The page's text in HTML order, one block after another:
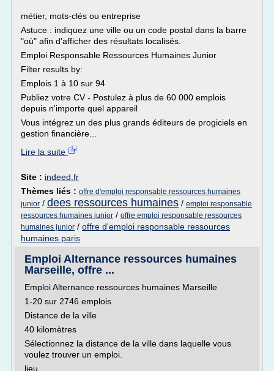
métier, mots-clés ou entreprise
Astuce : indiquez une ville ou un code postal dans la barre
"où" afin d'afficher des résultats localisés.
Emploi Responsable Ressources Humaines Junior
Filter results by:
Emplois 1 à 10 sur 94
Publiez votre CV - Postulez à plus de 60 000 emplois
depuis n'importe quel appareil
Vous intégrez un des plus grands éditeurs de progiciels en
gestion financière...
Lire la suite
Site : indeed.fr
Thèmes liés : offre d'emploi responsable ressources humaines
junior / dees ressources humaines / emploi responsable
ressources humaines junior / offre emploi responsable ressources
humaines junior / offre d'emploi responsable ressources
humaines paris
Emploi Alternance ressources humaines
Marseille, offre ...
Emploi Alternance ressources humaines Marseille
1-20 sur 2746 emplois
Distance de la ville
40 kilomètres
Sélectionnez la distance de la ville dans laquelle vous
voulez trouver un emploi.
lieu